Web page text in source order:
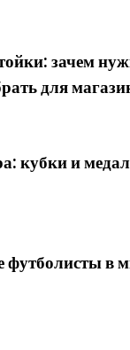
зачем
для
кубки и
в